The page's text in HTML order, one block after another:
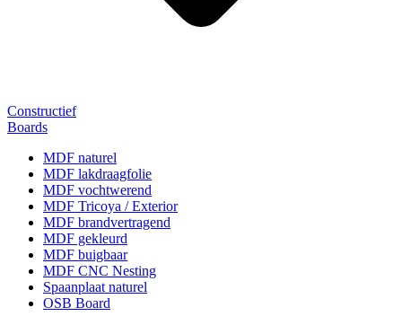
Constructief
Boards
MDF naturel
MDF lakdraagfolie
MDF vochtwerend
MDF Tricoya / Exterior
MDF brandvertragend
MDF gekleurd
MDF buigbaar
MDF CNC Nesting
Spaanplaat naturel
OSB Board